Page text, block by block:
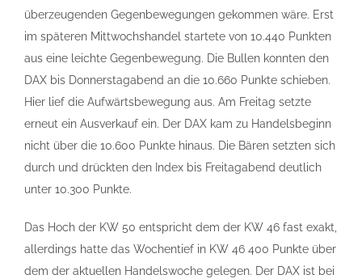
überzeugenden Gegenbewegungen gekommen wäre. Erst
im späteren Mittwochshandel startete von 10.440 Punkten
aus eine leichte Gegenbewegung. Die Bullen konnten den
DAX bis Donnerstagabend an die 10.660 Punkte schieben.
Hier lief die Aufwärtsbewegung aus. Am Freitag setzte
erneut ein Ausverkauf ein. Der DAX kam zu Handelsbeginn
nicht über die 10.600 Punkte hinaus. Die Bären setzten sich
durch und drückten den Index bis Freitagabend deutlich
unter 10.300 Punkte.
Das Hoch der KW 50 entspricht dem der KW 46 fast exakt,
allerdings hatte das Wochentief in KW 46 400 Punkte über
dem der aktuellen Handelswoche gelegen. Der DAX ist bei